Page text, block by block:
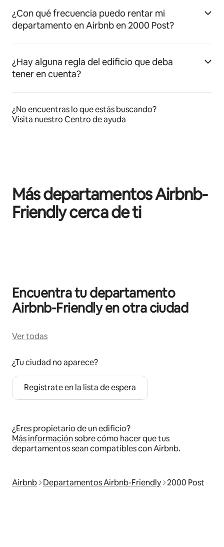
¿Con qué frecuencia puedo rentar mi
departamento en Airbnb en 2000 Post?
¿Hay alguna regla del edificio que deba
tener en cuenta?
¿No encuentras lo que estás buscando?
Visita nuestro Centro de ayuda
Más departamentos Airbnb-
Friendly cerca de ti
Encuentra tu departamento
Airbnb-Friendly en otra ciudad
Ver todas
¿Tu ciudad no aparece?
Regístrate en la lista de espera
¿Eres propietario de un edificio?
Más informaciónsobre cómo hacer que tus
departamentos sean compatibles con Airbnb.
Airbnb Departamentos Airbnb-Friendly 2000 Post